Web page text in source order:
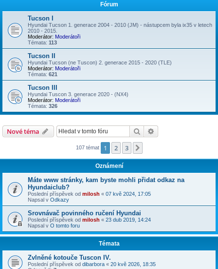
Fórum
Tucson I
Hyundai Tucson 1. generace 2004 - 2010 (JM) - nástupcem byla ix35 v letech
2010 - 2015.
Moderátor: Moderátoři
Témata: 113
Tucson II
Hyundai Tucson (ne Tuscon) 2. generace 2015 - 2020 (TLE)
Moderátor: Moderátoři
Témata: 621
Tucson III
Hyundai Tuscon 3. generace 2020 - (NX4)
Moderátor: Moderátoři
Témata: 326
Nové téma Hledat
107 témat 1 2 3
Oznámení
Máte www stránky, kam byste mohli přidat odkaz na
Hyundaiclub?
Poslední příspěvek od milosh « 07 kvě 2024, 17:05
Napsal v Odkazy
Srovnávač povinného ručení Hyundai
Poslední příspěvek od milosh « 23 dub 2019, 14:24
Napsal v O tomto foru
Témata
Zvlněné kotouče Tuscon IV.
Poslední příspěvek od dibarbora « 20 kvě 2026, 18:35